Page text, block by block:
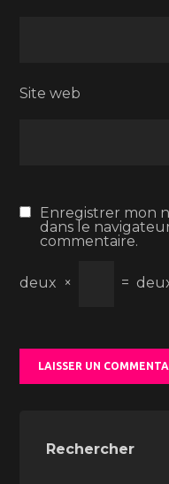
Site web
Enregistrer mon
dans le
commentaire.
deux × =
Rechercher